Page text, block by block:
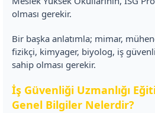
olması gerekir.
Bir başka anlatımla; mimar,
fizikçi, kimyager, biyolog, iş
sahip olması gerekir.
İş Güvenliği Uzmanlığı
Genel Bilgiler Nelerdir?